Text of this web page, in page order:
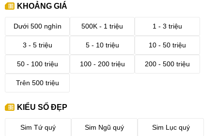
KHOẢNG GIÁ
Dưới 500 nghìn 500K - 1 triệu 1 - 3 triệu
3 - 5 triệu 5 - 10 triệu 10 - 50 triệu
50 - 100 triệu 100 - 200 triệu 200 - 500 triệu
Trên 500 triệu
KIỂU SỐ ĐẸP
Sim Tứ quý Sim Ngũ quý Sim Lục quý